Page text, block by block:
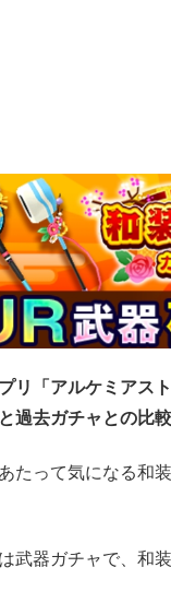
リ「アルケミアス
過去ガチャとの比
たって気になる和
武器ガチャで、和